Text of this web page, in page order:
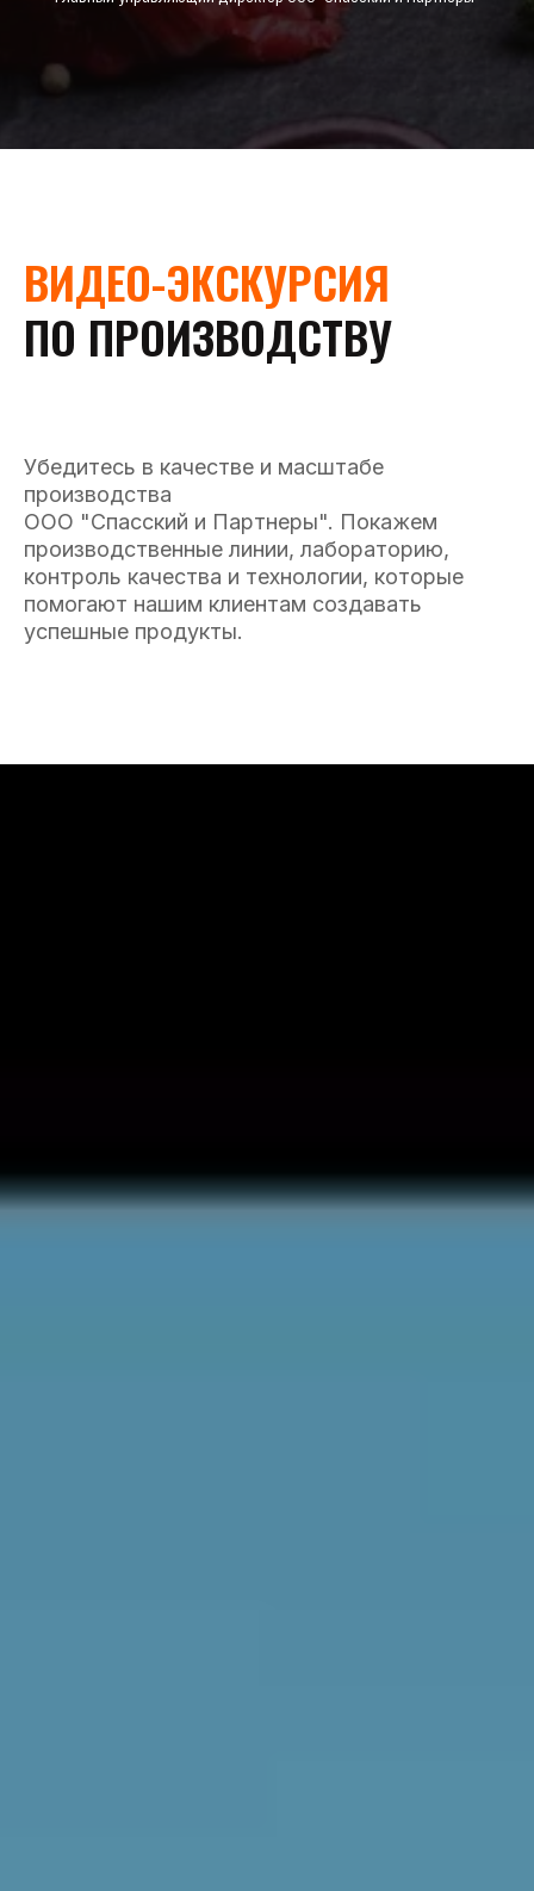
ВИДЕО-ЭКСКУРСИЯ
ПО ПРОИЗВОДСТВУ
Убедитесь в качестве и масштабе
производства
ООО "Спасский и Партнеры". Покажем
производственные линии, лабораторию,
контроль качества и технологии, которые
помогают нашим клиентам создавать
успешные продукты.